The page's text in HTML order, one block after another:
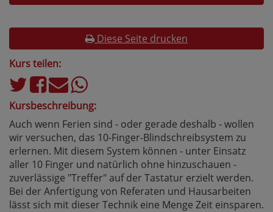
Diese Seite drucken
Kurs teilen:
Kursbeschreibung:
Auch wenn Ferien sind - oder gerade deshalb - wollen
wir versuchen, das 10-Finger-Blindschreibsystem zu
erlernen. Mit diesem System können - unter Einsatz
aller 10 Finger und natürlich ohne hinzuschauen -
zuverlässige "Treffer" auf der Tastatur erzielt werden.
Bei der Anfertigung von Referaten und Hausarbeiten
lässt sich mit dieser Technik eine Menge Zeit einsparen.